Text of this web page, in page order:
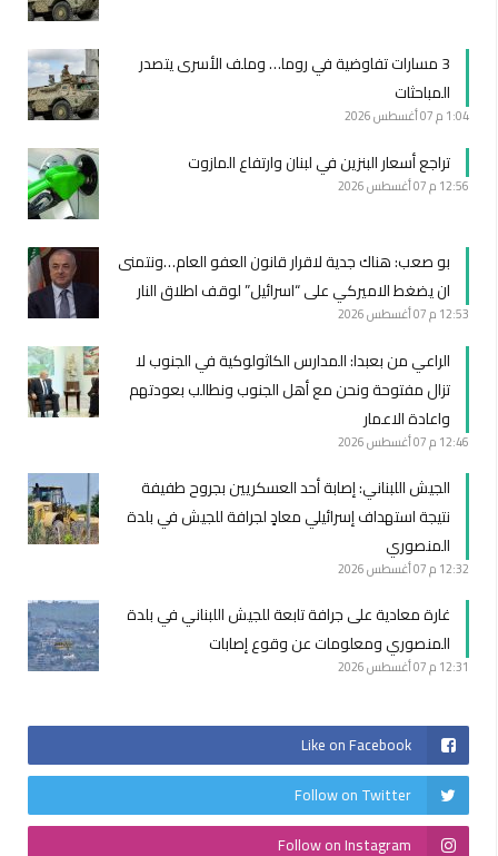
3 مسارات تفاوضية في روما… وملف الأسرى يتصدر
المباحثات
1:04 م 07 أغسطس 2026
تراجع أسعار البنزين في لبنان وارتفاع المازوت
12:56 م 07 أغسطس 2026
بو صعب: هناك جدية لاقرار قانون العفو العام…ونتمنى
ان يضغط الاميركي على “اسرائيل” لوقف اطلاق النار
12:53 م 07 أغسطس 2026
الراعي من بعبدا: المدارس الكاثولوكية في الجنوب لا
تزال مفتوحة ونحن مع أهل الجنوب ونطالب بعودتهم
واعادة الاعمار
12:46 م 07 أغسطس 2026
الجيش اللبناني: ‏إصابة أحد العسكريين بجروح طفيفة
نتيجة استهداف إسرائيلي معادٍ لجرافة للجيش في بلدة
المنصوري
12:32 م 07 أغسطس 2026
غارة معادية على جرافة تابعة للجيش اللبناني في بلدة
المنصوري ومعلومات عن وقوع إصابات
12:31 م 07 أغسطس 2026
Like on Facebook
Follow on Twitter
Follow on Instagram